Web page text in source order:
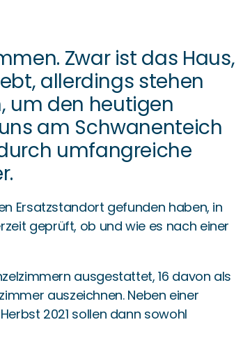
Zwar ist das Haus,
allerdings stehen
um den heutigen
am Schwanenteich
umfangreiche
Ersatzstandort gefunden haben, in
geprüft, ob und wie es nach einer
ausgestattet, 16 davon als
auszeichnen. Neben einer
2021 sollen dann sowohl